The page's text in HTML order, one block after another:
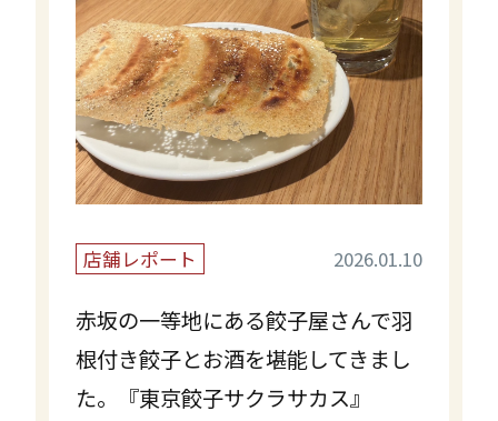
店舗レポート 2026.01.10
赤坂の一等地にある餃子屋さんで羽
根付き餃子とお酒を堪能してきまし
た。『東京餃子サクラサカス』